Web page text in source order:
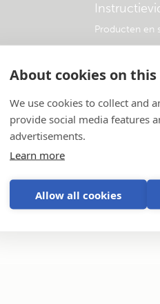
About cookies on
We use cookies to collect and
provide social media features
advertisements.
Learn more
Allow all cookies
Producten en